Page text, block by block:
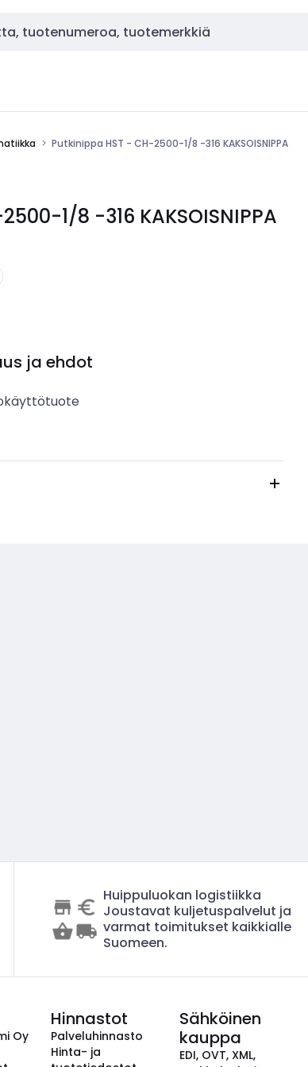
Putkinippa HST - CH-2500-1/8 -316 KAKSOISNIPPA
1/8 -316 KAKSOISNIPPA
ja ehdot
Huippuluokan logistiikka
Joustavat kuljetuspalvelut ja
varmat toimitukset kaikkialle
Suomeen.
Oy
Hinnastot
Palveluhinnasto
Hinta- ja
Sähköinen
kauppa
EDI, OVT, XML,